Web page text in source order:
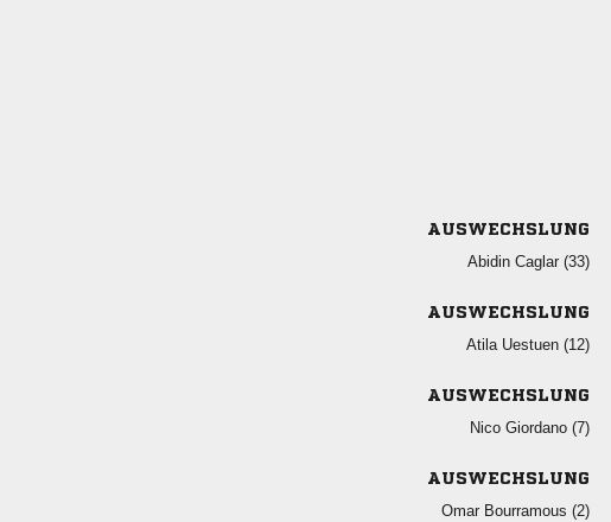
AUSWECHSLUNG
  
AUSWECHSLUNG
  
AUSWECHSLUNG
  
AUSWECHSLUNG
  